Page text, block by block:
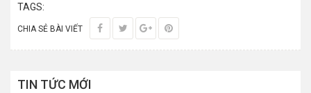
TAGS:
CHIA SẺ BÀI VIẾT
TIN TỨC MỚI